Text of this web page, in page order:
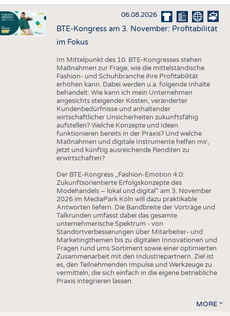
HAUS- UND HEIMTEXTILIEN
BEKLEIDUNG
AUSSCHREIBUNGEN
DTV AUSSCHREIBUNGSDIENST
STATISTICS
DAUNENCHECK
ADRESSEN & LINKS
PUBLIKATIONEN
TERMINE
BRANCHENTERMINE
06.08.2026
BTE-Kongress am 3. November: Profitabilität
im Fokus
Im Mittelpunkt des 10. BTE-Kongresses stehen
Maßnahmen zur Frage, wie die mittelständische
Fashion- und Schuhbranche ihre Profitabilität
erhöhen kann. Dabei werden u.a. folgende Inhalte
behandelt: Wie kann ich mein Unternehmen
angesichts steigender Kosten, veränderter
Kundenbedürfnisse und anhaltender
wirtschaftlicher Unsicherheiten zukunftsfähig
aufstellen? Welche Konzepte und Ideen
funktionieren bereits in der Praxis? Und welche
Maßnahmen und digitale Instrumente helfen mir,
jetzt und künftig ausreichende Renditen zu
erwirtschaften?
Der BTE-Kongress „Fashion-Emotion 4.0:
Zukunftsorientierte Erfolgskonzepte des
Modehandels – lokal und digital“ am 3. November
2026 im MediaPark Köln will dazu praktikable
Antworten liefern. Die Bandbreite der Vorträge und
Talkrunden umfasst dabei das gesamte
unternehmerische Spektrum - von
Standortverbesserungen über Mitarbeiter- und
Marketingthemen bis zu digitalen Innovationen und
Fragen rund ums Sortiment sowie einer optimierten
Zusammenarbeit mit den Industriepartnern. Ziel ist
es, den Teilnehmenden Impulse und Werkzeuge zu
vermitteln, die sich einfach in die eigene betriebliche
Praxis integrieren lassen.
MORE